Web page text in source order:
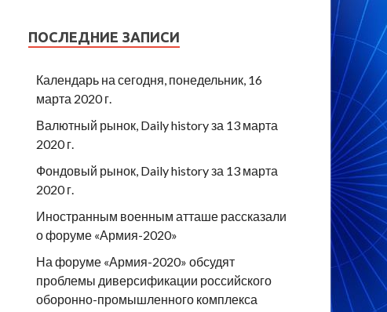
ПОСЛЕДНИЕ ЗАПИСИ
Календарь на сегодня, понедельник, 16
марта 2020 г.
Валютный рынок, Daily history за 13 марта
2020 г.
Фондовый рынок, Daily history за 13 марта
2020 г.
Иностранным военным атташе рассказали
о форуме «Армия-2020»
На форуме «Армия-2020» обсудят
проблемы диверсификации российского
оборонно-промышленного комплекса